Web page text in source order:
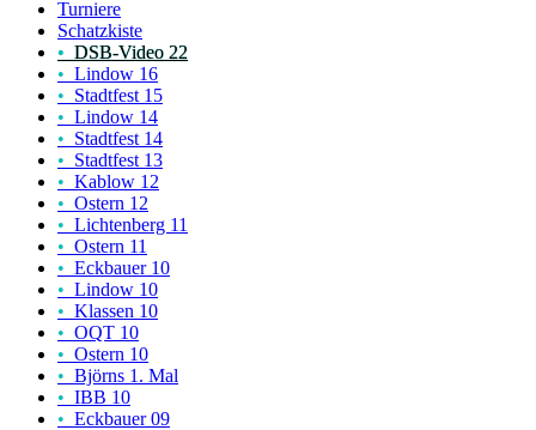
Turniere
Schatzkiste
• DSB-Video 22
• Lindow 16
• Stadtfest 15
• Lindow 14
• Stadtfest 14
• Stadtfest 13
• Kablow 12
• Ostern 12
• Lichtenberg 11
• Ostern 11
• Eckbauer 10
• Lindow 10
• Klassen 10
• OQT 10
• Ostern 10
• Björns 1. Mal
• IBB 10
• Eckbauer 09